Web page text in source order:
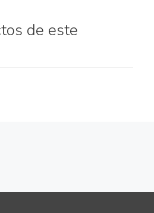
de este